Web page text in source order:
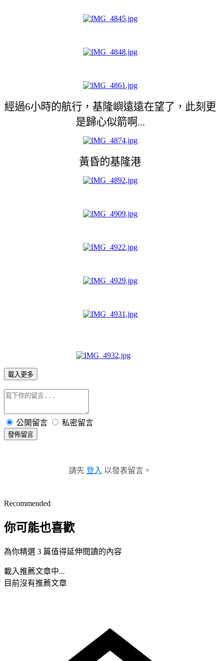
經過6小時的航行，基隆嶼遠遠在望了，此刻更
是歸心似箭啊...
黃昏的基隆港
載入更多
公開留言 私密留言
發佈留言
請先 登入 以發表留言。
Recommended
你可能也喜歡
為你精選 3 篇值得延伸閱讀的內容
載入推薦文章中...
目前沒有推薦文章